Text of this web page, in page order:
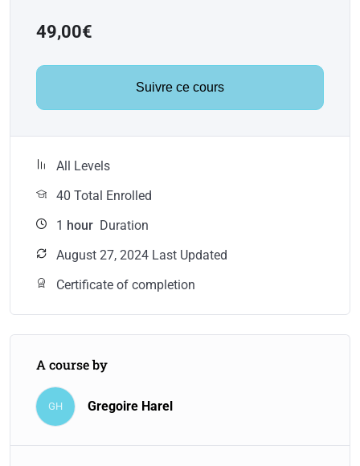
49,00€
Suivre ce cours
All Levels
40 Total Enrolled
1 hour Duration
August 27, 2024 Last Updated
Certificate of completion
A course by
GH Gregoire Harel